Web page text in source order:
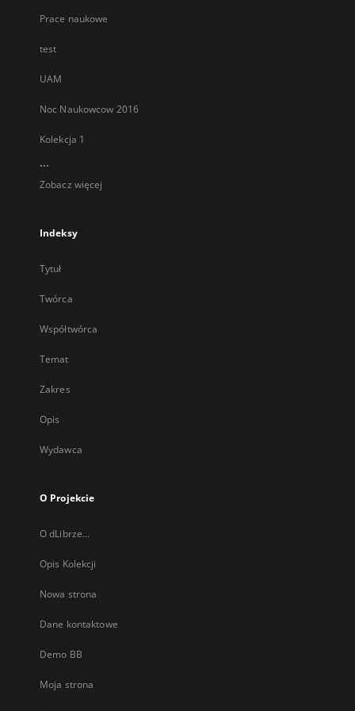
Prace naukowe
test
UAM
Noc Naukowcow 2016
Kolekcja 1
...
Zobacz więcej
Indeksy
Tytuł
Twórca
Współtwórca
Temat
Zakres
Opis
Wydawca
O Projekcie
O dLibrze...
Opis Kolekcji
Nowa strona
Dane kontaktowe
Demo BB
Moja strona